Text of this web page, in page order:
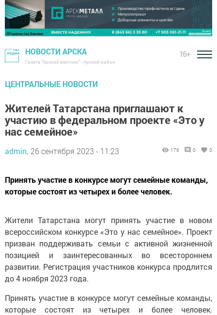
НОВОСТИ АРСКА
Газета "Арский вестник" - Арский район
16+
ЦЕНТРАЛЬНЫЕ НОВОСТИ
Жителей Татарстана приглашают к
участию в федеральном проекте «Это у
нас семейное»
admin, 26 сентября 2023 - 11:23 176 0 0
Принять участие в конкурсе могут семейные команды,
которые состоят из четырех и более человек.
Жители Татарстана могут принять участие в новом
всероссийском конкурсе «Это у нас семейное». Проект
призван поддерживать семьи с активной жизненной
позицией и заинтересованных во всестороннем
развитии. Регистрация участников конкурса продлится
до 4 ноября 2023 года.
Принять участие в конкурсе могут семейные команды,
которые состоят из четырех и более человек.